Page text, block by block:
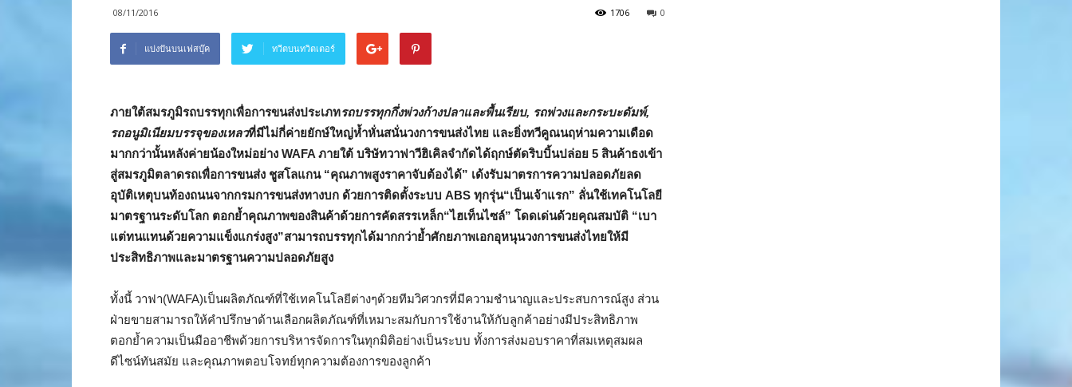
08/11/2016 0
1706
แบ่งปันบนเฟสบุ๊ค ทวีตบนทวิตเตอร์
ภายใต้สมรภูมิรถบรรทุกเพื่อการขนส่งประเภทรถบรรทุกกึ่งพ่วงก้างปลาและพื้นเรียบ, รถพ่วงและกระบะดัมพ์,
รถอนูมิเนียมบรรจุของเหลวที่มีไม่กี่ค่ายยักษ์ใหญ่ห้ำหั่นสนั่นวงการขนส่งไทย และยิ่งทวีคูณนฤห่ามความเดือด
มากกว่านั้นหลังค่ายน้องใหม่อย่าง WAFA ภายใต้ บริษัทวาฟาวีฮิเคิลจำกัดได้ฤกษ์ตัดริบบิ้นปล่อย 5 สินค้าธงเข้า
สู่สมรภูมิตลาดรถเพื่อการขนส่ง ชูสโลแกน “คุณภาพสูงราคาจับต้องได้” เด้งรับมาตรการความปลอดภัยลด
อุบัติเหตุบนท้องถนนจากกรมการขนส่งทางบก ด้วยการติดตั้งระบบ ABS ทุกรุ่น“เป็นเจ้าแรก” ลั่นใช้เทคโนโลยี
มาตรฐานระดับโลก ตอกย้ำคุณภาพของสินค้าด้วยการคัดสรรเหล็ก“ไฮเท็นไซล์” โดดเด่นด้วยคุณสมบัติ “เบา
แต่ทนแทนด้วยความแข็งแกร่งสูง”สามารถบรรทุกได้มากกว่าย้ำศักยภาพเอกอุหนุนวงการขนส่งไทยให้มี
ประสิทธิภาพและมาตรฐานความปลอดภัยสูง
ทั้งนี้ วาฟา(WAFA)เป็นผลิตภัณฑ์ที่ใช้เทคโนโลยีต่างๆด้วยทีมวิศวกรที่มีความชำนาญและประสบการณ์สูง ส่วน
ฝ่ายขายสามารถให้คำปรึกษาด้านเลือกผลิตภัณฑ์ที่เหมาะสมกับการใช้งานให้กับลูกค้าอย่างมีประสิทธิภาพ
ตอกย้ำความเป็นมืออาชีพด้วยการบริหารจัดการในทุกมิติอย่างเป็นระบบ ทั้งการส่งมอบราคาที่สมเหตุสมผล
ดีไซน์ทันสมัย และคุณภาพตอบโจทย์ทุกความต้องการของลูกค้า